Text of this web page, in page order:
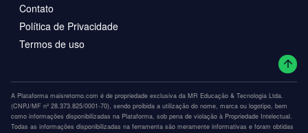
Contato
Política de Privacidade
Termos de uso
A Plataforma maisretorno.com é de propriedade exclusiva da MR Educação & Tecnologia Ltda.
(CNPJ/MF nº 28.373.825/0001-70), sendo proibida a utilização do nome, marca ou logotipo, bem
como informações disponibilizadas na Plataforma, sob pena de violação à Propriedade Intelectual.
Todas as informações disponibilizadas na ferramenta são meramente informativas e foram obtidas